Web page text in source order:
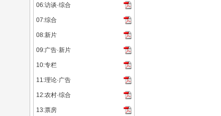
06:访谈·综合
07:综合
08:新片
09:广告·新片
10:专栏
11:理论·广告
12:农村·综合
13:票房